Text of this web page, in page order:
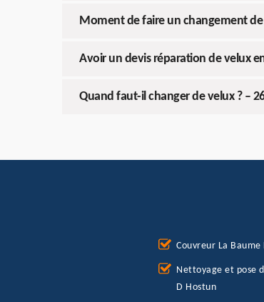
Moment de faire un changement de
Avoir un devis réparation de velux
Quand faut-il changer de velux ? –
Couvreur La Baume
Nettoyage et pose
D Hostun